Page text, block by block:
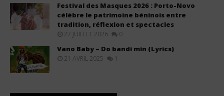
Festival des Masques 2026 : Porto-Novo
célèbre le patrimoine béninois entre
tradition, réflexion et spectacles
27 JUILLET 2026 0
Vano Baby – Do bandi min (Lyrics)
21 AVRIL 2025 1